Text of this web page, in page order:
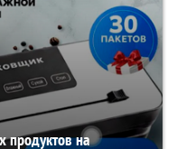
продуктов на